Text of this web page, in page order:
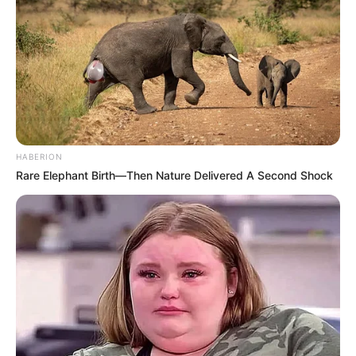
(foto: netflix)
Misi mereka adalah menemukan jodoh, melahirkan anak-anak dan
berusaha tidak punah dengan menemukan tempat tinggal nyaman
serta makanan berkecukupan.
Sepanjang episodePenguin Townakan dipenuhi dengan kegilaan
membuatmu ketagihan menonton.
Penguin-penguin membuat koloni kecil, mulai dari Geng Parkir
Mobil yang membuat masalah hingga pengantin baru yang manis
dan suka diemong, Tuan & Nyonya C.
Serial dokumenter ini tentang kehidupan nyata penguin Afrika
yang berusaha hidup menyenangkan sambil bertahan dari
kepunahan yang mengancam.
HABERION
Rare Elephant Birth—Then Nature Delivered A Second Shock